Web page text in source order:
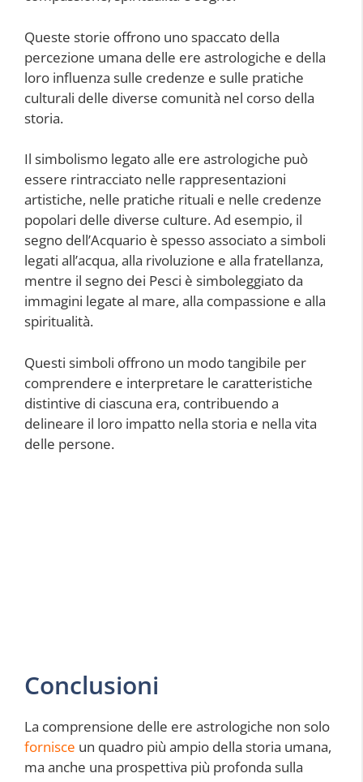
Queste storie offrono uno spaccato della
percezione umana delle ere astrologiche e della
loro influenza sulle credenze e sulle pratiche
culturali delle diverse comunità nel corso della
storia.
Il simbolismo legato alle ere astrologiche può
essere rintracciato nelle rappresentazioni
artistiche, nelle pratiche rituali e nelle credenze
popolari delle diverse culture. Ad esempio, il
segno dell’Acquario è spesso associato a simboli
legati all’acqua, alla rivoluzione e alla fratellanza,
mentre il segno dei Pesci è simboleggiato da
immagini legate al mare, alla compassione e alla
spiritualità.
Questi simboli offrono un modo tangibile per
comprendere e interpretare le caratteristiche
distintive di ciascuna era, contribuendo a
delineare il loro impatto nella storia e nella vita
delle persone.
Conclusioni
La comprensione delle ere astrologiche non solo
fornisce un quadro più ampio della storia umana,
ma anche una prospettiva più profonda sulla